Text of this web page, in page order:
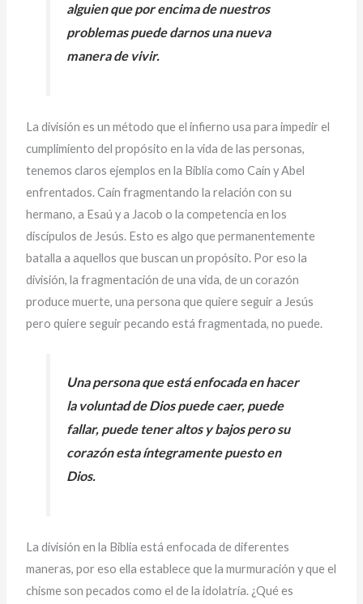
alguien que por encima de nuestros
problemas puede darnos una nueva
manera de vivir.
La división es un método que el infierno usa para impedir el
cumplimiento del propósito en la vida de las personas,
tenemos claros ejemplos en la Biblia como Caín y Abel
enfrentados. Caín fragmentando la relación con su
hermano, a Esaú y a Jacob o la competencia en los
discípulos de Jesús. Esto es algo que permanentemente
batalla a aquellos que buscan un propósito. Por eso la
división, la fragmentación de una vida, de un corazón
produce muerte, una persona que quiere seguir a Jesús
pero quiere seguir pecando está fragmentada, no puede.
Una persona que está enfocada en hacer
la voluntad de Dios puede caer, puede
fallar, puede tener altos y bajos pero su
corazón esta íntegramente puesto en
Dios.
La división en la Biblia está enfocada de diferentes
maneras, por eso ella establece que la murmuración y que el
chisme son pecados como el de la idolatría. ¿Qué es